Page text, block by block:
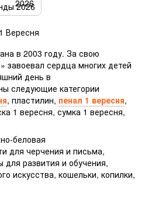
2026
в 2003 году. За свою
завоевал сердца многих детей
день в
следующие категории
, пластилин, пенал 1 вересня,
1 вересня, сумка 1 вересня,
беловая
для черчения и письма,
для развития и обучения,
искусства, кошельки, копилки,